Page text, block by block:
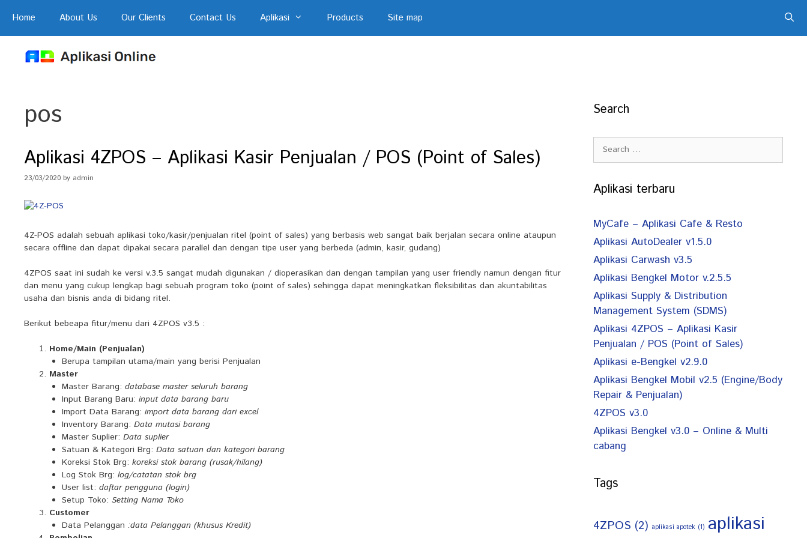
Home About Us Our Clients Contact Us Aplikasi Products Site map
pos
Aplikasi 4ZPOS – Aplikasi Kasir Penjualan / POS (Point of Sales)
23/03/2020 by admin
4Z-POS adalah sebuah aplikasi toko/kasir/penjualan ritel (point of sales) yang berbasis web sangat baik berjalan secara online ataupun
secara offline dan dapat dipakai secara parallel dan dengan tipe user yang berbeda (admin, kasir, gudang)
4ZPOS saat ini sudah ke versi v.3.5 sangat mudah digunakan / dioperasikan dan dengan tampilan yang user friendly namun dengan fitur
dan menu yang cukup lengkap bagi sebuah program toko (point of sales) sehingga dapat meningkatkan fleksibilitas dan akuntabilitas
usaha dan bisnis anda di bidang ritel.
Berikut bebeapa fitur/menu dari 4ZPOS v3.5 :
Home/Main (Penjualan)
Berupa tampilan utama/main yang berisi Penjualan
Master
Master Barang: database master seluruh barang
Input Barang Baru: input data barang baru
Import Data Barang: import data barang dari excel
Inventory Barang: Data mutasi barang
Master Suplier: Data suplier
Satuan & Kategori Brg: Data satuan dan kategori barang
Koreksi Stok Brg: koreksi stok barang (rusak/hilang)
Log Stok Brg: log/catatan stok brg
User list: daftar pengguna (login)
Setup Toko: Setting Nama Toko
Customer
Data Pelanggan :data Pelanggan (khusus Kredit)
Search
Search
for:
Aplikasi terbaru
MyCafe – Aplikasi Cafe & Resto
Aplikasi AutoDealer v1.5.0
Aplikasi Carwash v3.5
Aplikasi Bengkel Motor v.2.5.5
Aplikasi Supply & Distribution
Management System (SDMS)
Aplikasi 4ZPOS – Aplikasi Kasir
Penjualan / POS (Point of Sales)
Aplikasi e-Bengkel v2.9.0
Aplikasi Bengkel Mobil v2.5 (Engine/Body
Repair & Penjualan)
4ZPOS v3.0
Aplikasi Bengkel v3.0 – Online & Multi
cabang
Tags
4ZPOS (2) aplikasi apotek (1) aplikasi